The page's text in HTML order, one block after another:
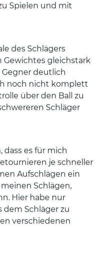
Spielen und mit
des Schlägers
gleichstark
Gegner deutlich
noch nicht komplett
über den Ball zu
Schläger
es für mich
je schneller
Aufschlägen ein
Schlägen,
Hier habe nur
Schläger zu
verschiedenen